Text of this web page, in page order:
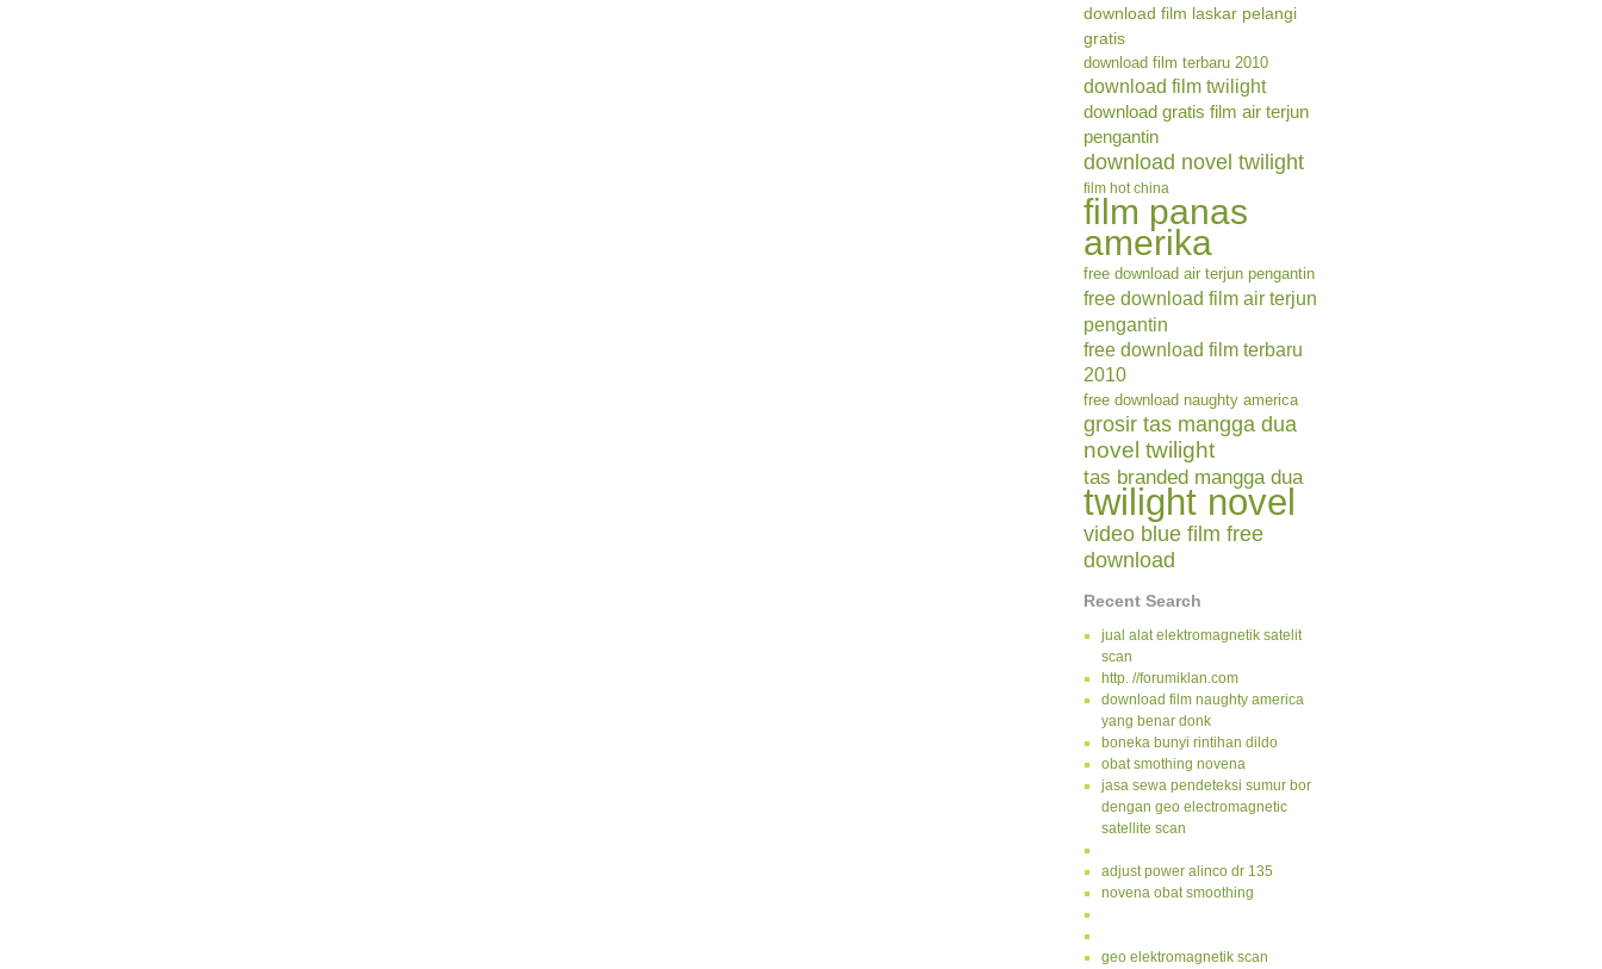
download film laskar pelangi
gratis
download film terbaru 2010
download film twilight
download gratis film air terjun
pengantin
download novel twilight
film hot china
film panas
amerika
free download air terjun pengantin
free download film air terjun
pengantin
free download film terbaru
2010
free download naughty america
grosir tas mangga dua
novel twilight
tas branded mangga dua
twilight novel
video blue film free
download
Recent Search
jual alat elektromagnetik satelit
scan
http. //forumiklan.com
download film naughty america
yang benar donk
boneka bunyi rintihan dildo
obat smothing novena
jasa sewa pendeteksi sumur bor
dengan geo electromagnetic
satellite scan
adjust power alinco dr 135
novena obat smoothing
geo elektromagnetik scan